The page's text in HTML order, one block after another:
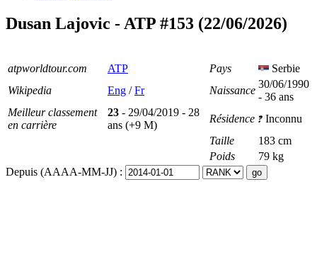
Dusan Lajovic - ATP #153 (22/06/2026)
atpworldtour.com ATP Pays
Serbie
Wikipedia
Eng /Fr Naissance
30/06/1990
- 36 ans
Meilleur classement
en carrière
23 - 29/04/2019 - 28
ans (+9 M)
Résidence
Inconnu
Taille
183 cm
Poids
79 kg
Depuis (AAAA-MM-JJ) :